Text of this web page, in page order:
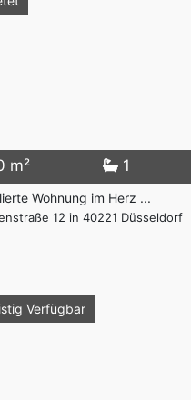
m² 1
Wohnung im Herz ...
12 in 40221 Düsseldorf
Verfügbar